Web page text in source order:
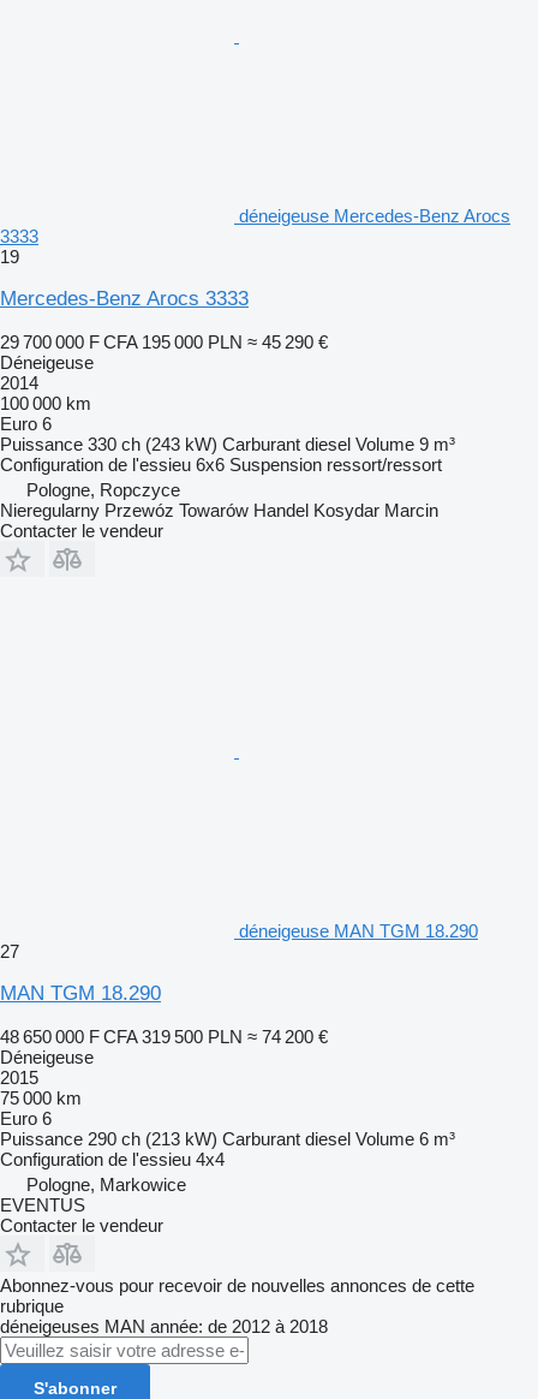
déneigeuse Mercedes-Benz Arocs
3333
19
Mercedes-Benz Arocs 3333
29 700 000 F CFA 195 000 PLN ≈ 45 290 €
Déneigeuse
2014
100 000 km
Euro 6
Puissance 330 ch (243 kW) Carburant diesel Volume 9 m³
Configuration de l'essieu 6x6 Suspension ressort/ressort
Pologne, Ropczyce
Nieregularny Przewóz Towarów Handel Kosydar Marcin
Contacter le vendeur
déneigeuse MAN TGM 18.290
27
MAN TGM 18.290
48 650 000 F CFA 319 500 PLN ≈ 74 200 €
Déneigeuse
2015
75 000 km
Euro 6
Puissance 290 ch (213 kW) Carburant diesel Volume 6 m³
Configuration de l'essieu 4x4
Pologne, Markowice
EVENTUS
Contacter le vendeur
Abonnez-vous pour recevoir de nouvelles annonces de cette
rubrique
déneigeuses MAN année: de 2012 à 2018
S'abonner